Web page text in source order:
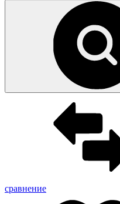
сравнение